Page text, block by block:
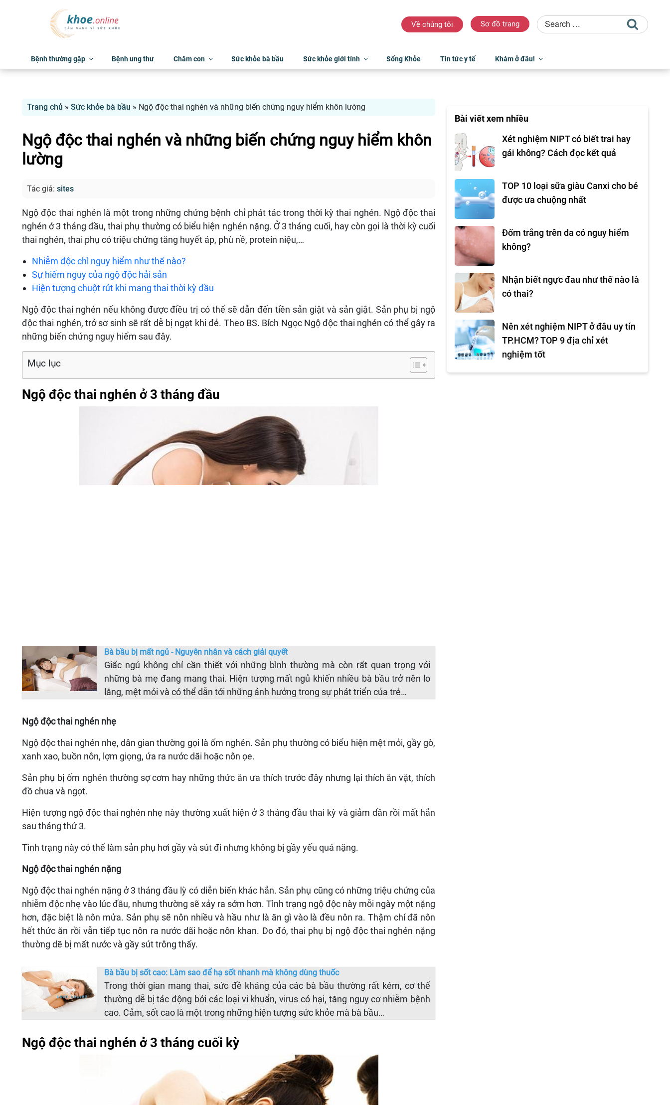
Về chúng tôi Sơ đồ trang
Bệnh thường gặp Bệnh ung thư Chăm con Sức khỏe bà bầu Sức khỏe giới tính Sống Khỏe Tin tức y tế Khám ở đâu!
Trang chủ » Sức khỏe bà bầu » Ngộ độc thai nghén và những biến chứng nguy hiểm khôn lường
Ngộ độc thai nghén và những biến chứng nguy hiểm khôn
lường
Tác giả: sites
Ngộ độc thai nghén là một trong những chứng bệnh chỉ phát tác trong thời kỳ thai nghén. Ngộ độc thai
nghén ở 3 tháng đầu, thai phụ thường có biểu hiện nghén nặng. Ở 3 tháng cuối, hay còn gọi là thời kỳ cuối
thai nghén, thai phụ có triệu chứng tăng huyết áp, phù nề, protein niệu,…
Nhiễm độc chì nguy hiểm như thế nào?
Sự hiểm nguy của ngộ độc hải sản
Hiện tượng chuột rút khi mang thai thời kỳ đầu
Ngộ độc thai nghén nếu không được điều trị có thể sẽ dẫn đến tiền sản giật và sản giật. Sản phụ bị ngộ
độc thai nghén, trở sơ sinh sẽ rất dễ bị ngạt khi đẻ. Theo BS. Bích Ngọc Ngộ độc thai nghén có thể gây ra
những biến chứng nguy hiểm sau đây.
Mục lục
Ngộ độc thai nghén ở 3 tháng đầu
Bà bầu bị mất ngủ - Nguyên nhân và cách giải quyết
Giấc ngủ không chỉ cần thiết với những bình thường mà còn rất quan trọng với
những bà mẹ đang mang thai. Hiện tượng mất ngủ khiến nhiều bà bầu trở nên lo
lắng, mệt mỏi và có thể dẫn tới những ảnh hưởng trong sự phát triển của trẻ…
Ngộ độc thai nghén nhẹ
Ngộ độc thai nghén nhẹ, dân gian thường gọi là ốm nghén. Sản phụ thường có biểu hiện mệt mỏi, gầy gò,
xanh xao, buồn nôn, lợm giọng, ứa ra nước dãi hoặc nôn ọe.
Sản phụ bị ốm nghén thường sợ cơm hay những thức ăn ưa thích trước đây nhưng lại thích ăn vặt, thích
đồ chua và ngọt.
Hiện tượng ngộ độc thai nghén nhẹ này thường xuất hiện ở 3 tháng đầu thai kỳ và giảm dần rồi mất hẳn
sau tháng thứ 3.
Tình trạng này có thể làm sản phụ hơi gầy và sút đi nhưng không bị gầy yếu quá nặng.
Ngộ độc thai nghén nặng
Ngộ độc thai nghén nặng ở 3 tháng đầu lỳ có diễn biến khác hẳn. Sản phụ cũng có những triệu chứng của
nhiễm độc nhẹ vào lúc đầu, nhưng thường sẽ xảy ra sớm hơn. Tình trạng ngộ độc này mỗi ngày một nặng
hơn, đặc biệt là nôn mửa. Sản phụ sẽ nôn nhiều và hầu như là ăn gì vào là đều nôn ra. Thậm chí đã nôn
hết thức ăn rồi vẫn tiếp tục nôn ra nước dãi hoặc nôn khan. Do đó, thai phụ bị ngộ độc thai nghén nặng
thường dẽ bị mất nước và gầy sút trông thấy.
Bà bầu bị sốt cao: Làm sao để hạ sốt nhanh mà không dùng thuốc
Trong thời gian mang thai, sức đề kháng của các bà bầu thường rất kém, cơ thể
thường dễ bị tác động bởi các loại vi khuẩn, virus có hại, tăng nguy cơ nhiễm bệnh
cao. Cảm, sốt cao là một trong những hiện tượng sức khỏe mà bà bầu…
Ngộ độc thai nghén ở 3 tháng cuối kỳ
Bài viết xem nhiều
Xét nghiệm NIPT có biết trai hay
gái không? Cách đọc kết quả
TOP 10 loại sữa giàu Canxi cho bé
được ưa chuộng nhất
Đốm trắng trên da có nguy hiểm
không?
Nhận biết ngực đau như thế nào là
có thai?
Nên xét nghiệm NIPT ở đâu uy tín
TP.HCM? TOP 9 địa chỉ xét
nghiệm tốt